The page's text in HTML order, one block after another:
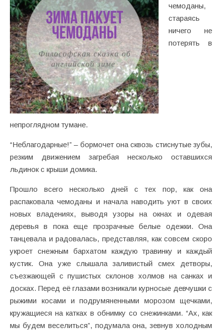
чемоданы,
стараясь
ничего не
потерять в
непроглядном тумане.
“Неблагодарные!” – бормочет она сквозь стиснутые зубы,
резким движением загребая несколько оставшихся
льдинок c крыши домика.
Прошло всего несколько дней с тех пор, как она
распаковала чемоданы и начала наводить уют в своих
новых владениях, выводя узоры на окнах и одевая
деревья в пока еще прозрачные белые одежки. Она
танцевала и радовалась, представляя, как совсем скоро
укроет снежным бархатом каждую травинку и каждый
кустик. Она уже слышала заливистый смех детворы,
съезжающей с пушистых склонов холмов на санках и
досках. Перед её глазами возникали курносые девчушки с
рыжими косами и подрумяненными морозом щечками,
кружащиеся на катках в обнимку со снежинками. “Ах, как
мы будем веселиться”, подумала она, зевнув холодным